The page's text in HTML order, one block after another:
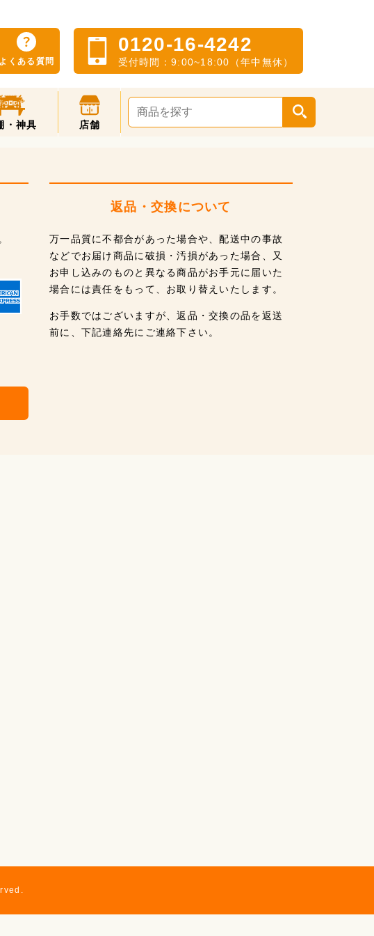
？
よくある質問
0120-16-4242
受付時間：9:00~18:00（年中無休）
・神具 店舗
返品・交換について
万一品質に不都合があった場合や、配送中の事故
などでお届け商品に破損・汚損があった場合、又
お申し込みのものと異なる商品がお手元に届いた
場合には責任をもって、お取り替えいたします。
お手数ではございますが、返品・交換の品を返送
前に、下記連絡先にご連絡下さい。